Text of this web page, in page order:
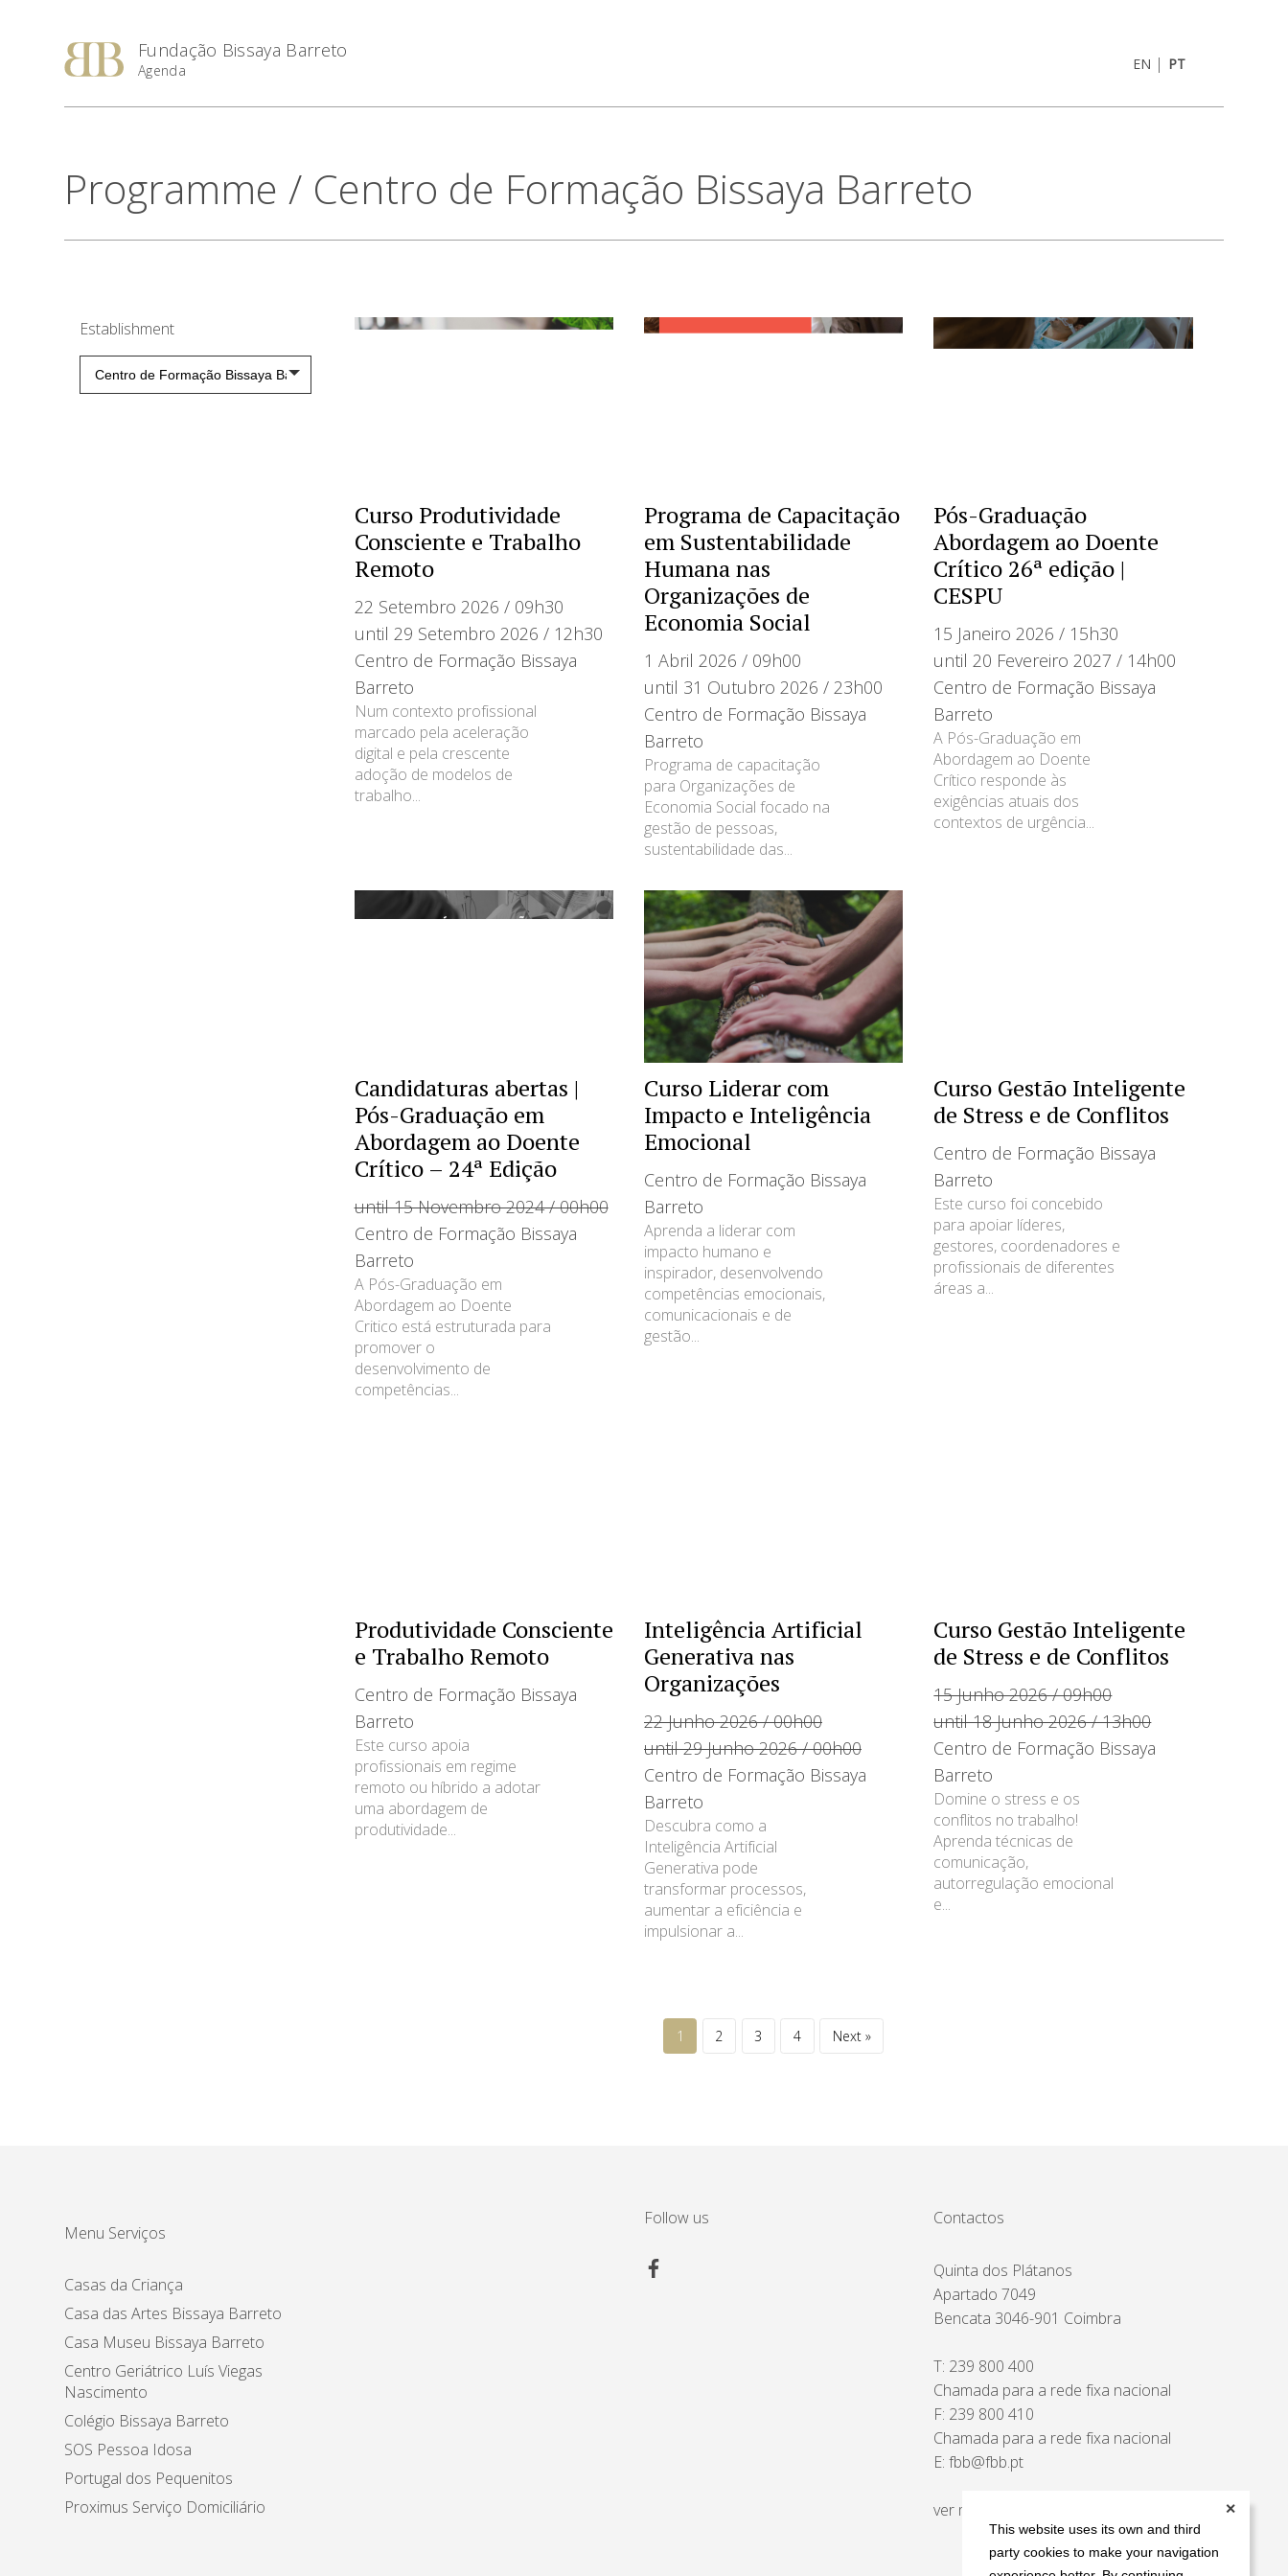
This website uses its own and third
party cookies to make your navigation
✕
Fundação Bissaya Barreto
Agenda EN | PT
Programme/ Centro de Formação Bissaya Barreto
Establishment
Curso Produtividade
Consciente e Trabalho
Remoto
22 Setembro 2026 / 09h30
until 29 Setembro 2026 / 12h30
Centro de Formação Bissaya
Barreto
Num contexto profissional
marcado pela aceleração
digital e pela crescente
adoção de modelos de
trabalho...
Programa de Capacitação
em Sustentabilidade
Humana nas
Organizações de
Economia Social
1 Abril 2026 / 09h00
until 31 Outubro 2026 / 23h00
Centro de Formação Bissaya
Barreto
Programa de capacitação
para Organizações de
Economia Social focado na
gestão de pessoas,
sustentabilidade das...
Pós-Graduação
Abordagem ao Doente
Crítico 26ª edição |
CESPU
15 Janeiro 2026 / 15h30
until 20 Fevereiro 2027 / 14h00
Centro de Formação Bissaya
Barreto
A Pós-Graduação em
Abordagem ao Doente
Crítico responde às
exigências atuais dos
contextos de urgência...
Candidaturas abertas |
Pós-Graduação em
Abordagem ao Doente
Crítico – 24ª Edição
until 15 Novembro 2024 / 00h00
Centro de Formação Bissaya
Barreto
A Pós-Graduação em
Abordagem ao Doente
Critico está estruturada para
promover o
desenvolvimento de
competências...
Curso Liderar com
Impacto e Inteligência
Emocional
Centro de Formação Bissaya
Barreto
Aprenda a liderar com
impacto humano e
inspirador, desenvolvendo
competências emocionais,
comunicacionais e de
gestão...
Curso Gestão Inteligente
de Stress e de Conflitos
Centro de Formação Bissaya
Barreto
Este curso foi concebido
para apoiar líderes,
gestores, coordenadores e
profissionais de diferentes
áreas a...
Produtividade Consciente
e Trabalho Remoto
Centro de Formação Bissaya
Barreto
Este curso apoia
profissionais em regime
remoto ou híbrido a adotar
uma abordagem de
produtividade...
Inteligência Artificial
Generativa nas
Organizações
22 Junho 2026 / 00h00
until 29 Junho 2026 / 00h00
Centro de Formação Bissaya
Barreto
Descubra como a
Inteligência Artificial
Generativa pode
transformar processos,
aumentar a eficiência e
impulsionar a...
Curso Gestão Inteligente
de Stress e de Conflitos
15 Junho 2026 / 09h00
until 18 Junho 2026 / 13h00
Centro de Formação Bissaya
Barreto
Domine o stress e os
conflitos no trabalho!
Aprenda técnicas de
comunicação,
autorregulação emocional
e...
1 2 3 4 Next »
Menu Serviços
Casas da Criança
Casa das Artes Bissaya Barreto
Casa Museu Bissaya Barreto
Centro Geriátrico Luís Viegas
Nascimento
Colégio Bissaya Barreto
SOS Pessoa Idosa
Portugal dos Pequenitos
Proximus Serviço Domiciliário
Follow us Contactos
Quinta dos Plátanos
Apartado 7049
Bencata 3046-901 Coimbra
T: 239 800 400
Chamada para a rede fixa nacional
F: 239 800 410
Chamada para a rede fixa nacional
E:fbb@fbb.pt
ver mapa